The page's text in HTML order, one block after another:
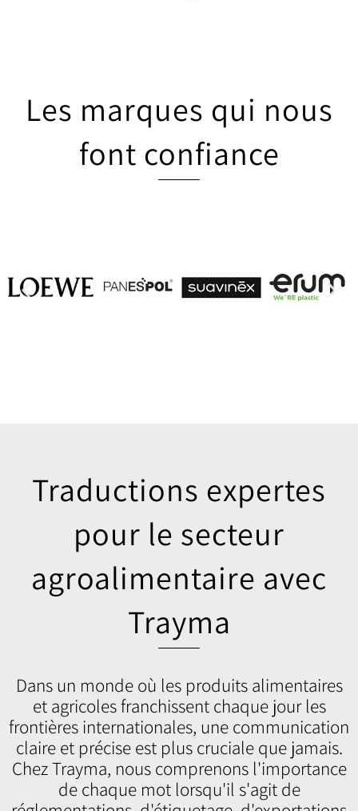
Les marques qui nous
font confiance
Traductions expertes
pour le secteur
agroalimentaire avec
Trayma
Dans un monde où les produits alimentaires
et agricoles franchissent chaque jour les
frontières internationales, une communication
claire et précise est plus cruciale que jamais.
Chez Trayma, nous comprenons l'importance
de chaque mot lorsqu'il s'agit de